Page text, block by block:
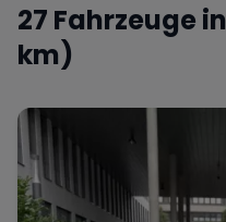
Wann
27 Fahrzeuge in
km)